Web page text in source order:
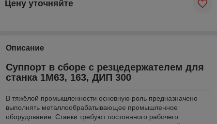
Цену уточняйте
Описание
Суппорт в сборе с резцедержателем для
станка 1М63, 163, ДИП 300
В тяжёлой промышленности основную роль предназначено
выполнять металлообрабатывающее промышленное
оборудование. Станки требуют постоянного рабочего